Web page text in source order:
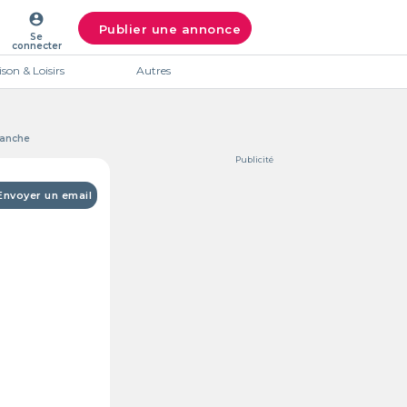
account_circle
Se
connecter
Publier une annonce
& Loisirs Autres
un email
Publicité